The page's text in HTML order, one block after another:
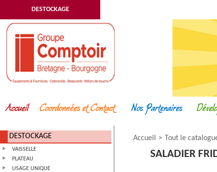
DESTOCKAGE
DESTOCKAGE
VAISSELLE
PLATEAU
USAGE UNIQUE
Accueil Tout le
SALADIER